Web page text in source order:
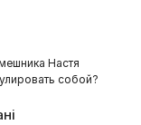
Настя
собой?